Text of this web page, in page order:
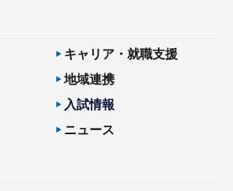
キャリア・就職支援
地域連携
入試情報
ニュース